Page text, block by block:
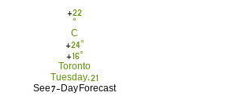
+22
°
C
+24°
+ 16°
Toronto
Tuesday, 21
See 7-Day Forecast